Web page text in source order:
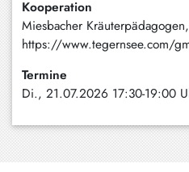
Kooperation
Miesbacher
https://www.tegernsee.com/
Termine
Di., 21.07.2026 17:30-19:00